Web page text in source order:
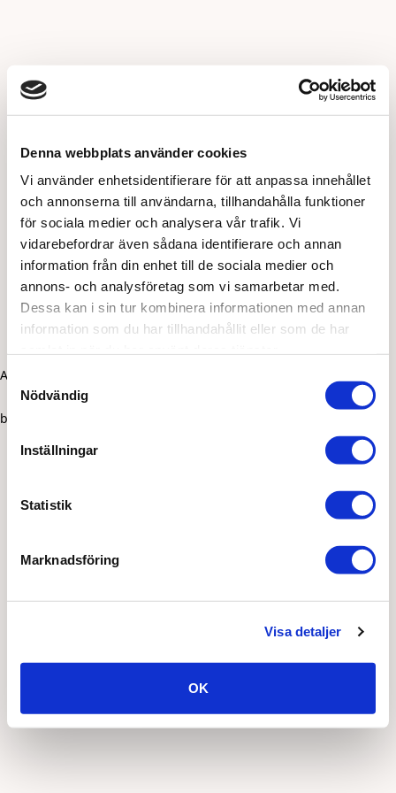
Denna webbplats använder cookies
Vi använder enhetsidentifierare för att anpassa innehållet
och annonserna till användarna, tillhandahålla funktioner
för sociala medier och analysera vår trafik. Vi
vidarebefordrar även sådana identifierare och annan
information från din enhet till de sociala medier och
annons- och analysföretag som vi samarbetar med.
Dessa kan i sin tur kombinera informationen med annan
information som du har tillhandahållit eller som de har
Samtyckesval
Nödvändig
Inställningar
Statistik
Marknadsföring
Visa detaljer
OK
Application error: a client-side exception has occurred (see the
browser console for more information)